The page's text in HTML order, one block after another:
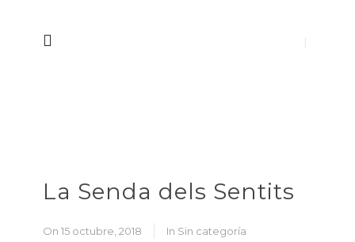
La Senda dels Sentits
On 15 octubre, 2018 In Sin categoría